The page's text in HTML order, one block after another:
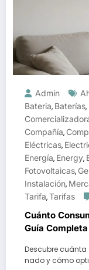
Admin
Bateria, Baterías,
Compañía,
Eléctricas,
Energía, Energy,
Fotovoltaicas,
Instalación,
Tarifa,Tarifas
Cuánto
Guía Completa
Descubre
nado y cómo